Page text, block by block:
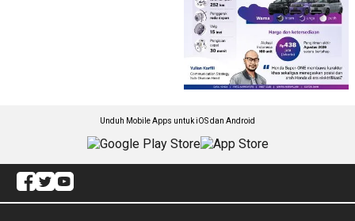
Unduh Mobile Apps untuk iOS dan Android